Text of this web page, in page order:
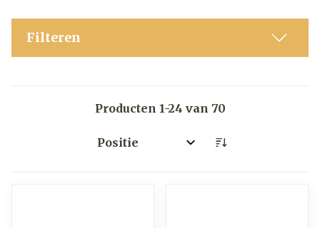
Filteren
Producten 1-24 van 70
Sorteer op: